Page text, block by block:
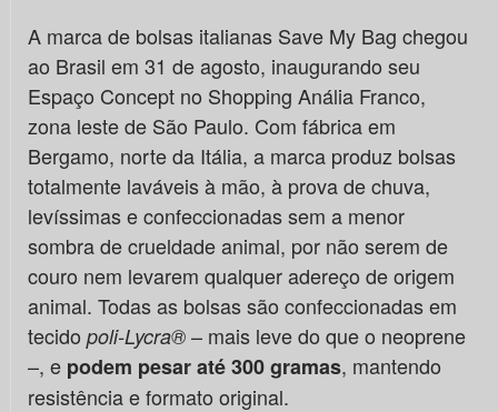
A marca de bolsas italianas Save My Bag chegou
ao Brasil em 31 de agosto, inaugurando seu
Espaço Concept no Shopping Anália Franco,
zona leste de São Paulo. Com fábrica em
Bergamo, norte da Itália, a marca produz bolsas
totalmente laváveis à mão, à prova de chuva,
levíssimas e confeccionadas sem a menor
sombra de crueldade animal, por não serem de
couro nem levarem qualquer adereço de origem
animal. Todas as bolsas são confeccionadas em
tecido poli-Lycra®– mais leve do que o neoprene
–, e podem pesar até 300 gramas, mantendo
resistência e formato original.